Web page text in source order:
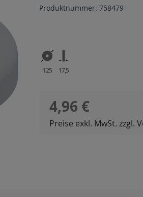
Produktnummer: 758479
125 17,5
Regulärer Preis:
4,96 €
Preise exkl. MwSt. zzgl.